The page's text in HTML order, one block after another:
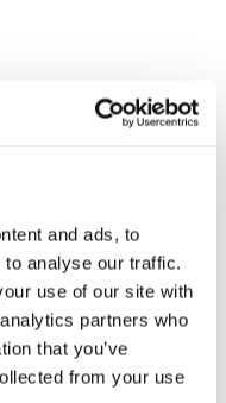
and ads, to
analyse our traffic.
use of our site with
partners who
that you’ve
from your use
três
esporte
Peace: de
à paz